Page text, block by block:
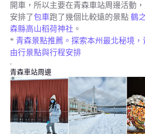
開車，所以主要在青森車站周邊活動
安排了包車跑了幾個比較遠的景點 鶴
森縣高山稻荷神社 。
* 青森景點推薦。探索本州最北秘境，
由行景點與行程安排
.
青森車站周邊